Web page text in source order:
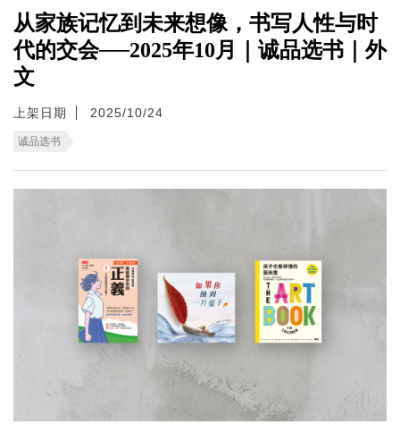
从家族记忆到未来想像，书写人性与时
代的交会──2025年10月｜诚品选书｜外
文
上架日期 2025/10/24
诚品选书